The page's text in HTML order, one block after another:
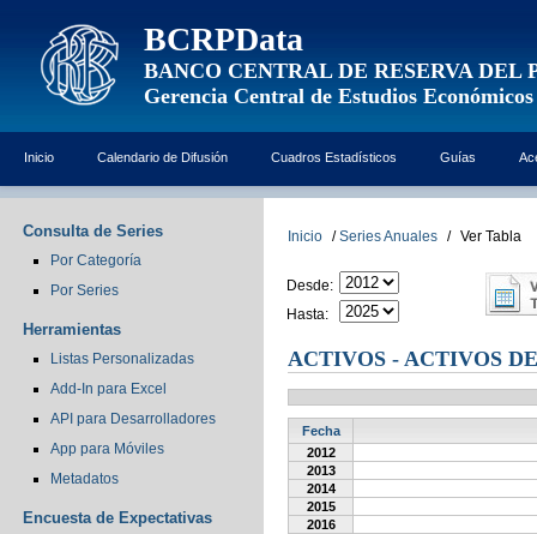
BCRPData
BANCO CENTRAL DE RESERVA DEL
Gerencia Central de Estudios Económicos
Inicio Calendario de Difusión Cuadros Estadísticos Guías
Consulta de Series
Por Categoría
Por Series
Herramientas
Listas Personalizadas
Add-In para Excel
API para Desarrolladores
App para Móviles
Metadatos
Encuesta de Expectativas
Inicio / Series Anuales / Ver Tabla
Desde:
Hasta:
ACTIVOS - ACTIVOS
Fecha
2012
2013
2014
2015
2016